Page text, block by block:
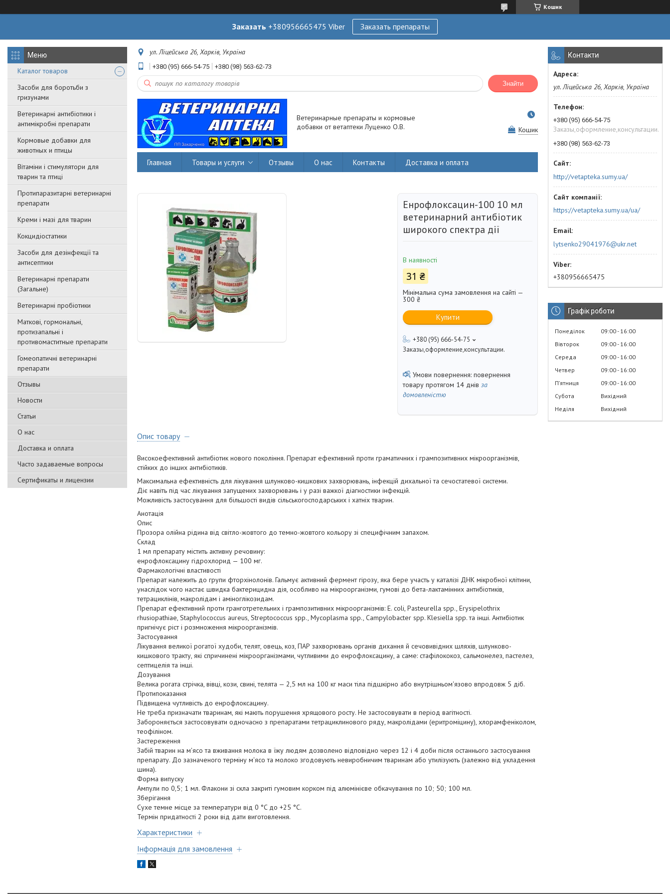
Кошик
Заказать +380956665475 Viber Заказать препараты
Каталог товаров
Засоби для боротьби з
гризунами
Ветеринарні антибіотики і
антимікробні препарати
Кормовые добавки для
животных и птицы
Вітаміни і стимулятори для
тварин та птиці
Протипаразитарні ветеринарні
препарати
Креми і мазі для тварин
Кокцидіостатики
Засоби для дезінфекції та
антисептики
Ветеринарні препарати
(Загальне)
Ветеринарні пробіотики
Маткові, гормональні,
протизапальні і
противомаститные препарати
Гомеопатичні ветеринарні
препарати
Отзывы
Новости
Статьи
О нас
Доставка и оплата
Часто задаваемые вопросы
Сертификаты и лицензии
ул. Ліцейська 26, Харків, Україна
+380 (95) 666-54-75 +380 (98) 563-62-73
Знайти
Ветеринарные препараты и кормовые
добавки от ветаптеки Луценко О.В.
Кошик
Главная Товары и услуги Отзывы О нас Контакты Доставка и оплата
Енрофлоксацин-100 10 мл
ветеринарний антибіотик
широкого спектра дії
В наявності
31 ₴
Мінімальна сума замовлення на сайті —
300 ₴
Купити
+380 (95) 666-54-75
Заказы,оформление,консультации.
повернення
товару протягом 14 днів за
домовленістю
Опис товару
Високоефективний антибіотик нового покоління. Препарат ефективний проти граматичних і грампозитивних мікроорганізмів,
стійких до інших антибіотиків.
Максимальна ефективність для лікування шлунково-кишкових захворювань, інфекцій дихальної та сечостатевої системи.
Діє навіть під час лікування запущених захворювань і у разі важкої діагностики інфекцій.
Можливість застосування для більшості видів сільськогосподарських і хатніх тварин.
Анотація
Опис
Прозора олійна рідина від світло-жовтого до темно-жовтого кольору зі специфічним запахом.
Склад
1 мл препарату містить активну речовину:
енрофлоксацину гідрохлорид — 100 мг.
Фармакологічні властивості
Препарат належить до групи фторхінолонів. Гальмує активний фермент гірозу, яка бере участь у каталізі ДНК мікробної клітини,
унаслідок чого настає швидка бактерицидна дія, особливо на мікроорганізми, гумові до бета-лактамінних антибіотиків,
тетрациклінів, макролідам і аміноглікозидам.
Препарат ефективний проти гранготретельних і грампозитивних мікроорганізмів: E. coli, Pasteurella spp., Erysipelothrix
rhusiopathiae, Staphylococcus aureus, Streptococcus spp., Mycoplasma spp., Campylobacter spp. Klesiella spp. та інші. Антибіотик
пригнічує ріст і розмноження мікроорганізмів.
Застосування
Лікування великої рогатої худоби, телят, овець, коз, ПАР захворювань органів дихання й сечовивідних шляхів, шлунково-
кишкового тракту, які спричинені мікроорганізмами, чутливими до енрофлоксацину, а саме: стафілококоз, сальмонелез, пастелез,
септицелія та інші.
Дозування
Велика рогата стрічка, вівці, кози, свині, телята — 2,5 мл на 100 кг маси тіла підшкірно або внутрішньом'язово впродовж 5 діб.
Протипоказання
Підвищена чутливість до енрофлоксацину.
Не треба призначати тваринам, які мають порушення хрящового росту. Не застосовувати в період вагітності.
Забороняється застосовувати одночасно з препаратами тетрациклинового ряду, макролідами (еритроміцину), хлорамфеніколом,
теофіліном.
Застереження
Забій тварин на м'ясо та вживання молока в їжу людям дозволено відповідно через 12 і 4 доби після останнього застосування
препарату. До зазначеного терміну м'ясо та молоко згодовують невиробничим тваринам або утилізують (залежно від укладення
шина).
Форма випуску
Ампули по 0,5; 1 мл. Флакони зі скла закриті гумовим корком під алюмінієве обкачування по 10; 50; 100 мл.
Зберігання
Сухе темне місце за температури від 0 °C до +25 °C.
Термін придатності 2 роки від дати виготовлення.
Характеристики
Інформація для замовлення
Контакти
ул. Ліцейська 26, Харків, Україна
+380 (95) 666-54-75
Заказы,оформление,консультации.
+380 (98) 563-62-73
http://vetapteka.sumy.ua/
https://vetapteka.sumy.ua/ua/
lytsenko29041976@ukr.net
+380956665475
Графік роботи
Понеділок 09:00 16:00
Вівторок
09:00 16:00
Середа
09:00 16:00
Четвер
09:00 16:00
Пʼятниця
09:00 16:00
Субота
Вихідний
Неділя
Вихідний